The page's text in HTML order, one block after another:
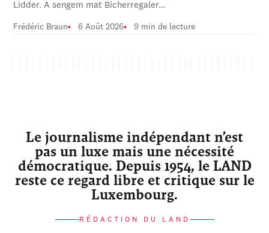
Lidder. A sengem mat Bicherregaler…
Frédéric Braun 6 Août 2026 9 min de lecture
Le journalisme indépendant n’est
pas un luxe mais une nécessité
démocratique. Depuis 1954, le LAND
reste ce regard libre et critique sur le
Luxembourg.
RÉDACTION DU LAND